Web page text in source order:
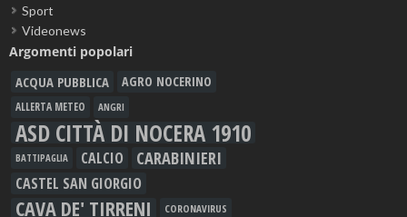
Sport
Videonews
Argomenti popolari
ACQUA PUBBLICA AGRO NOCERINO
ALLERTA METEO ANGRI
ASD CITTÀ DI NOCERA 1910
BATTIPAGLIA CALCIO CARABINIERI
CASTEL SAN GIORGIO
CAVA DE' TIRRENI CORONAVIRUS